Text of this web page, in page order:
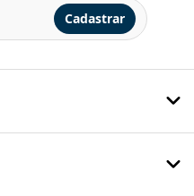
Cadastrar